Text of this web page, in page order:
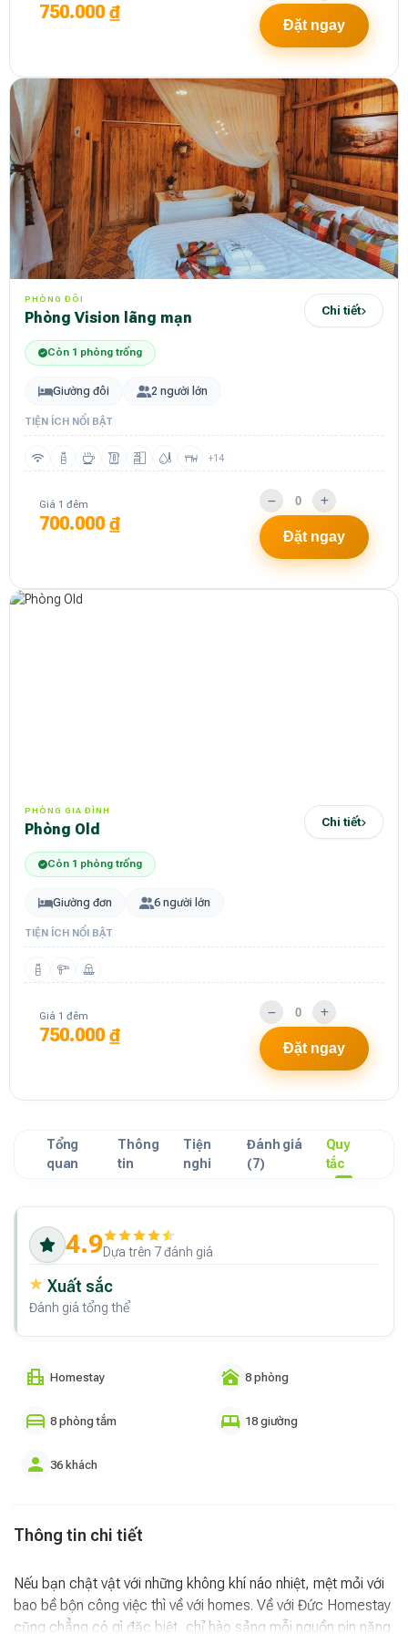
750.000 ₫
Đặt ngay
PHÒNG ĐÔI
Phòng Vision lãng mạn Chi tiết
Còn 1 phòng trống
Giường đôi 2 người lớn
TIỆN ÍCH NỔI BẬT
+14
Giá 1 đêm
700.000 ₫
Đặt ngay
PHÒNG GIA ĐÌNH
Phòng Old Chi tiết
Còn 1 phòng trống
Giường đơn 6 người lớn
TIỆN ÍCH NỔI BẬT
Giá 1 đêm
750.000 ₫
Đặt ngay
Tổng
quan
Thông
tin
Tiện
nghi
Đánh giá
(7)
Quy
tắc
4.9Dựa trên 7 đánh giá
Xuất sắc
Đánh giá tổng thể
Homestay 8 phòng
8 phòng tắm 18 giường
36 khách
Thông tin chi tiết
Nếu bạn chật vật với những không khí náo nhiệt, mệt mỏi với
bao bề bộn công việc thì về với homes. Về với Đức Homestay
cũng chẳng có gì đặc biệt, chỉ hào sảng mỗi nguồn pin năng